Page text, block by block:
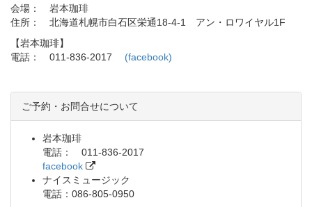
会場： 岩本珈琲
住所： 北海道札幌市白石区栄通18-4-1 アン・ロワイヤル1F
【岩本珈琲】
電話： 011-836-2017 (facebook)
ご予約・お問合せについて
岩本珈琲
電話： 011-836-2017
facebook
ナイスミュージック
電話：086-805-0950